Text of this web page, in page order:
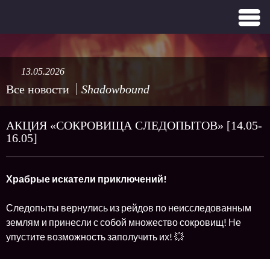
Все новости Shadowbound
13.05.2026
АКЦИЯ «СОКРОВИЩА СЛЕДОПЫТОВ» [14.05-
16.05]
Храбрые искатели приключений!
Следопыты вернулись из рейдов по неисследованным
землям и принесли с собой множество сокровищ! Не
упустите возможность заполучить их! 💥